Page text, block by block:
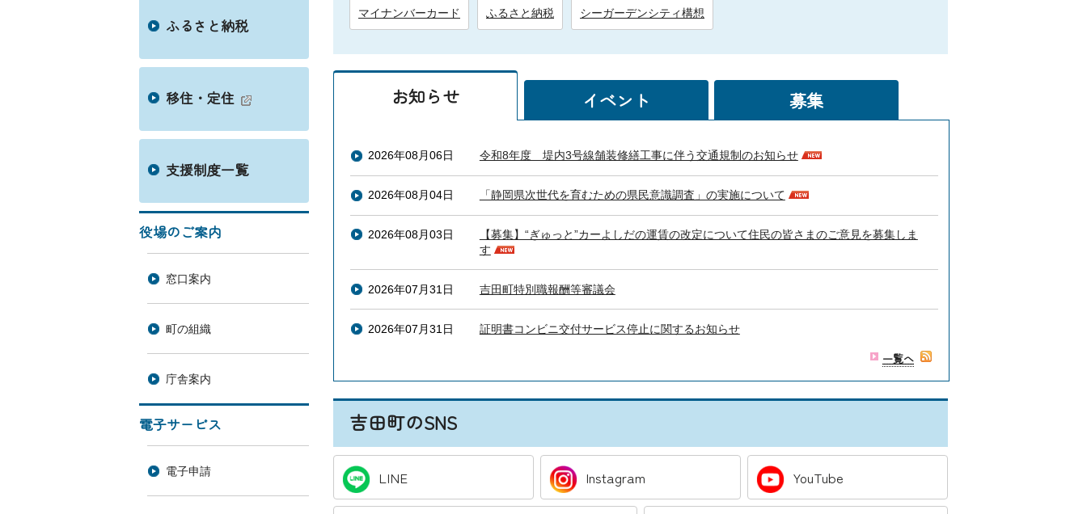
ふるさと納税
移住・定住
支援制度一覧
役場のご案内
窓口案内
町の組織
庁舎案内
電子サービス
電子申請
マイナンバーカード ふるさと納税 シーガーデンシティ構想
お知らせ イベント 募集
一覧へ
2026年08月06日 令和8年度 堤内3号線舗装修繕工事に伴う交通規制のお知らせ
2026年08月04日 「静岡県次世代を育むための県民意識調査」の実施について
2026年08月03日
【募集】“ぎゅっと”カーよしだの運賃の改定について住民の皆さまのご意見を募集しま
す
2026年07月31日 吉田町特別職報酬等審議会
2026年07月31日 証明書コンビニ交付サービス停止に関するお知らせ
吉田町のSNS
LINE Instagram YouTube